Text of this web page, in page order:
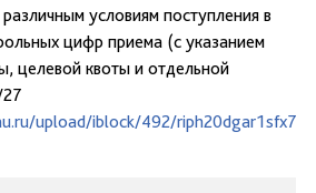
условиям поступления в
цифр приема (с указанием
целевой квоты и отдельной
upload/iblock/492/